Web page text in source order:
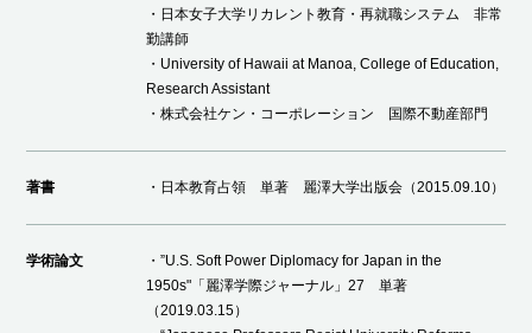
・日本女子大学リカレント教育・再就職システム 非常
勤講師
・University of Hawaii at Manoa, College of Education,
Research Assistant
・株式会社ケン・コーポレーション 国際不動産部門
著書 ・日本教育占領 単著 麗澤大学出版会（2015.09.10）
学術論文
・”U.S. Soft Power Diplomacy for Japan in the
1950s"「麗澤学際ジャーナル」27 単著
（2019.03.15）